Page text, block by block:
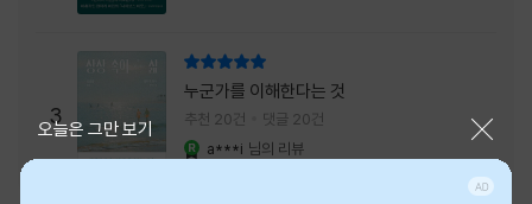
3
누군가를 이해한다는 것
추천 20건 댓글 20건
a***i 님의 리뷰
오늘은 그만 보기